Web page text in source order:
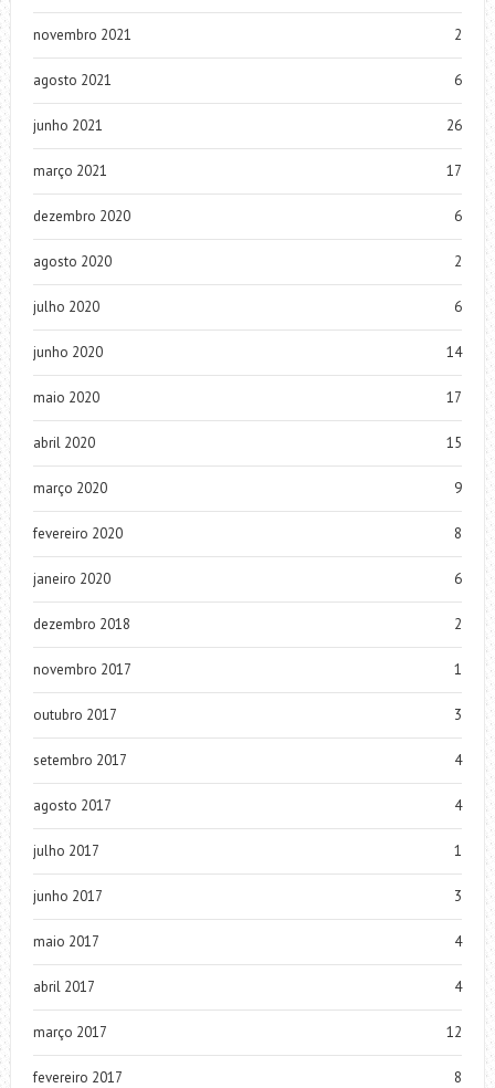
novembro 2021 2
agosto 2021 6
junho 2021 26
março 2021 17
dezembro 2020 6
agosto 2020 2
julho 2020 6
junho 2020 14
maio 2020 17
abril 2020 15
março 2020 9
fevereiro 2020 8
janeiro 2020 6
dezembro 2018 2
novembro 2017 1
outubro 2017 3
setembro 2017 4
agosto 2017 4
julho 2017 1
junho 2017 3
maio 2017 4
abril 2017 4
março 2017 12
fevereiro 2017 8